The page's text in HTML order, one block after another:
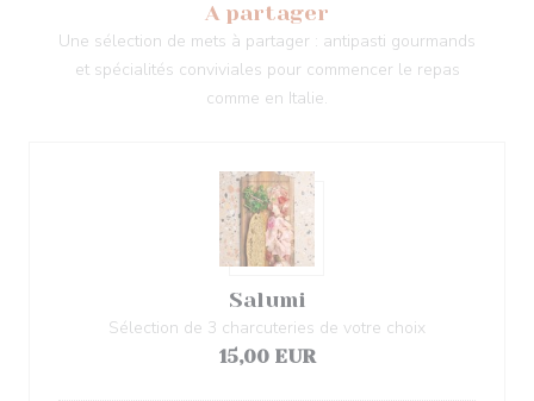
A partager
Une sélection de mets à partager : antipasti gourmands
et spécialités conviviales pour commencer le repas
comme en Italie.
Salumi
Sélection de 3 charcuteries de votre choix
15,00 EUR